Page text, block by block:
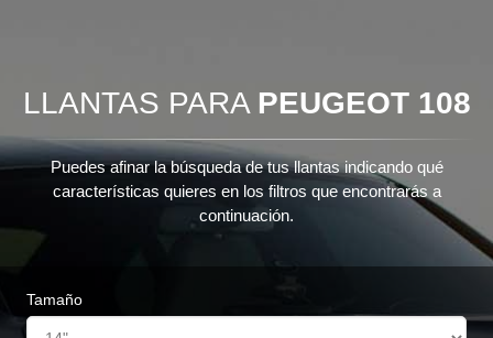
LLANTAS PARA PEUGEOT 108
Puedes afinar la búsqueda de tus llantas indicando qué
características quieres en los filtros que encontrarás a
continuación.
Tamaño